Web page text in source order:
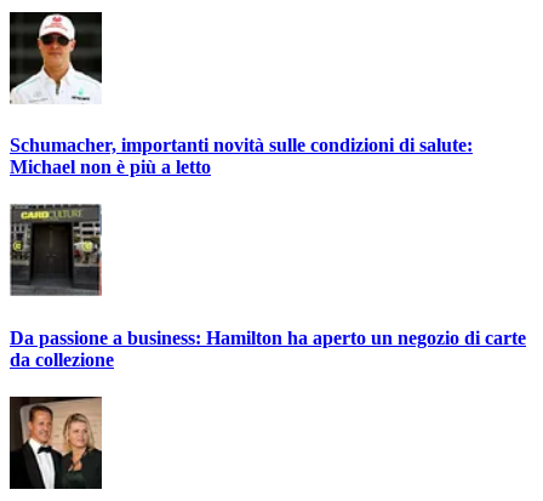
Schumacher, importanti novità sulle condizioni di salute:
Michael non è più a letto
Da passione a business: Hamilton ha aperto un negozio di carte
da collezione